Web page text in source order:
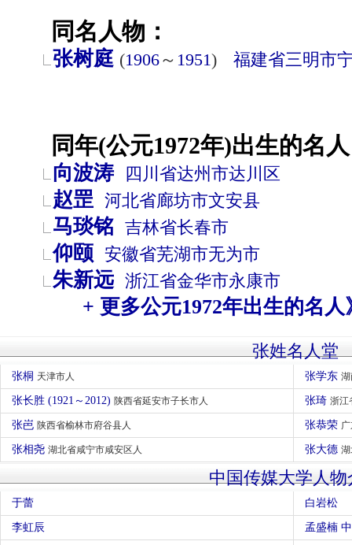
同名人物：
张树庭 (1906～ 1951) 福建省三明市
同年(公元1972年)出生的名
向波涛 四川省达州市达川区
赵罡 河北省廊坊市文安县
马琰铭 吉林省长春市
仰颐 安徽省芜湖市无为市
朱新远 浙江省金华市永康市
+ 更多公元1972年出生的名人
张姓名人堂
张桐 天津市人 张学东
张长胜 (1921～2012) 陕西省延安市子长市人 张琦 浙江
张岜 陕西省榆林市府谷县人 张恭荣
张相尧 湖北省咸宁市咸安区人 张大德
中国传媒大学人物
于蕾 白岩松
李虹辰 孟盛楠